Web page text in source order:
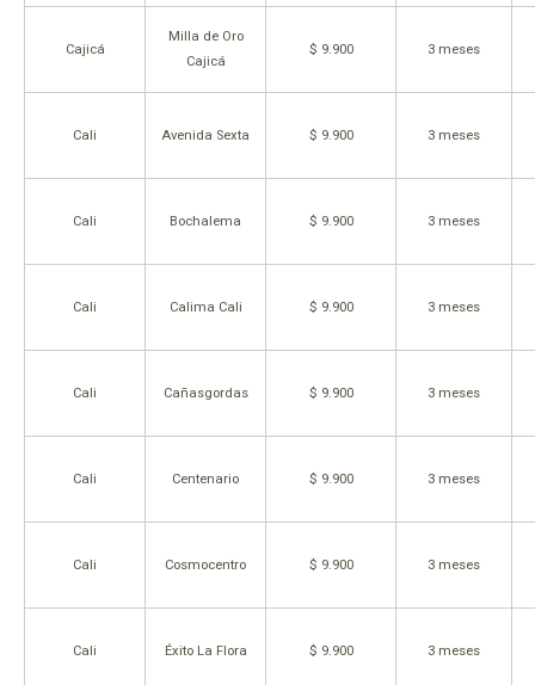
Cajicá
Milla de Oro
Cajicá
$ 9.900 3 meses
Cali Avenida Sexta $ 9.900 3 meses
Cali Bochalema $ 9.900 3 meses
Cali Calima Cali $ 9.900 3 meses
Cali Cañasgordas $ 9.900 3 meses
Cali Centenario $ 9.900 3 meses
Cali Cosmocentro $ 9.900 3 meses
Cali Éxito La Flora $ 9.900 3 meses